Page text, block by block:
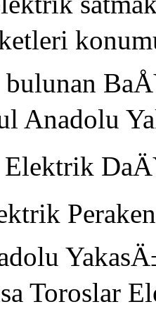
Anadolu
Elektrik
Toroslar